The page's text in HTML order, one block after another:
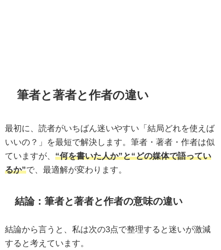
筆者と著者と作者の違い
最初に、読者がいちばん迷いやすい「結局どれを使えば
いいの？」を最短で解決します。筆者・著者・作者は似
ていますが、 “何を書いた人か”と“どの媒体で語ってい
るか”で、最適解が変わります。
結論：筆者と著者と作者の意味の違い
結論から言うと、私は次の3点で整理すると迷いが激減
すると考えています。